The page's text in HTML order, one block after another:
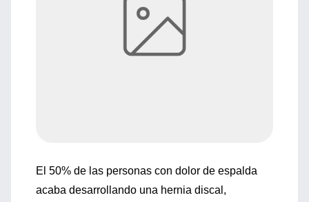
El 50% de las personas con dolor de espalda
acaba desarrollando una hernia discal,